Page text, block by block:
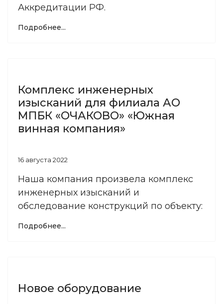
Аккредитации РФ.
Подробнее...
Комплекс инженерных
изысканий для филиала АО
МПБК «ОЧАКОВО» «Южная
винная компания»
16 августа 2022
Наша компания произвела комплекс
инженерных изысканий и
обследование конструкций по объекту:
Подробнее...
Новое оборудование